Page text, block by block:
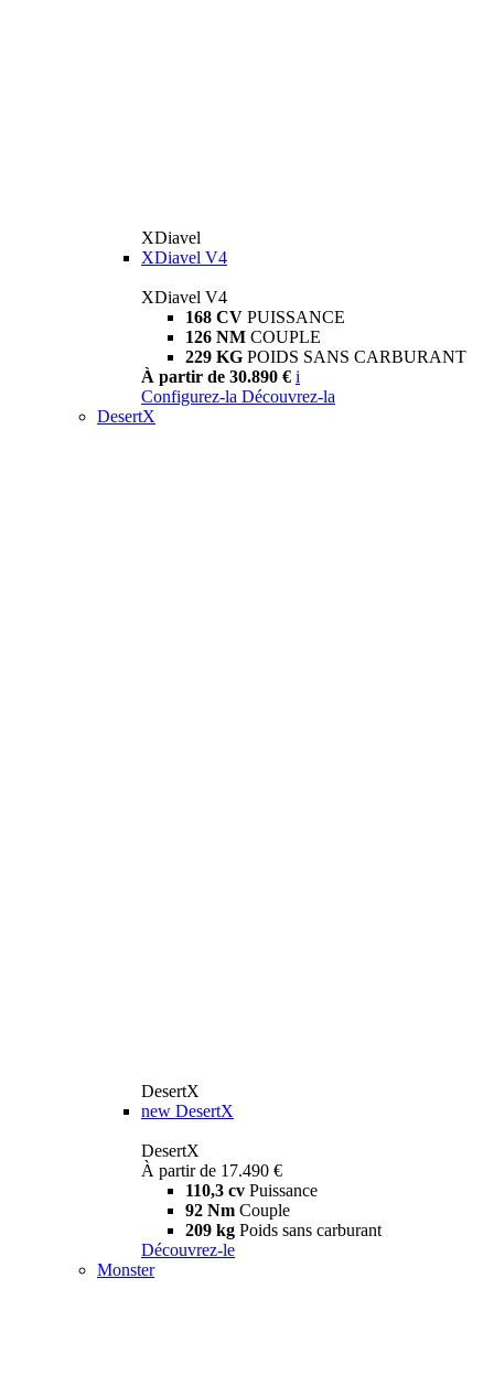
XDiavel
XDiavel V4
XDiavel V4
168 CV PUISSANCE
126 NM COUPLE
229 KG POIDS SANS CARBURANT
À partir de 30.890 € i
Configurez-la Découvrez-la
DesertX
DesertX
new DesertX
DesertX
À partir de 17.490 €
110,3 cv Puissance
92 Nm Couple
209 kg Poids sans carburant
Découvrez-le
Monster